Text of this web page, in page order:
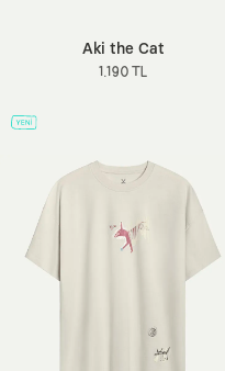
Aki the Cat
1.190 TL